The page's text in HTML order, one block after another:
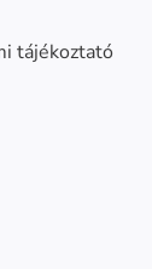
tájékoztató